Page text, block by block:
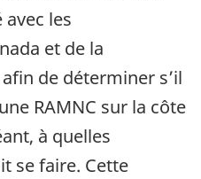
les
et de la
de déterminer s’il
RAMNC sur la côte
à quelles
se faire. Cette